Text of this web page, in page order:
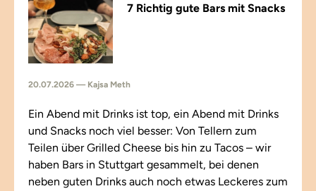
7 Richtig gute Bars mit Snacks
20.07.2026 — Kajsa Meth
Ein Abend mit Drinks ist top, ein Abend mit Drinks
und Snacks noch viel besser: Von Tellern zum
Teilen über Grilled Cheese bis hin zu Tacos – wir
haben Bars in Stuttgart gesammelt, bei denen
neben guten Drinks auch noch etwas Leckeres zum